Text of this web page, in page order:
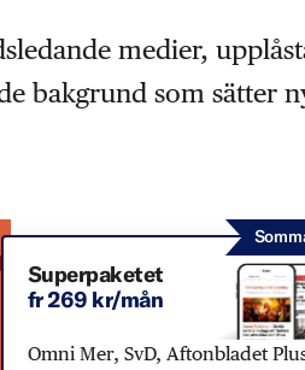
medier,
bakgrund som sätter
Superpaketet
fr 269 kr/mån
Omni Mer, SvD, Aftonbladet